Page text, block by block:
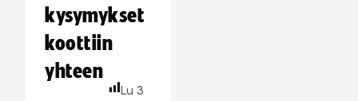
kysymykset
koottiin
yhteen
Lu 3